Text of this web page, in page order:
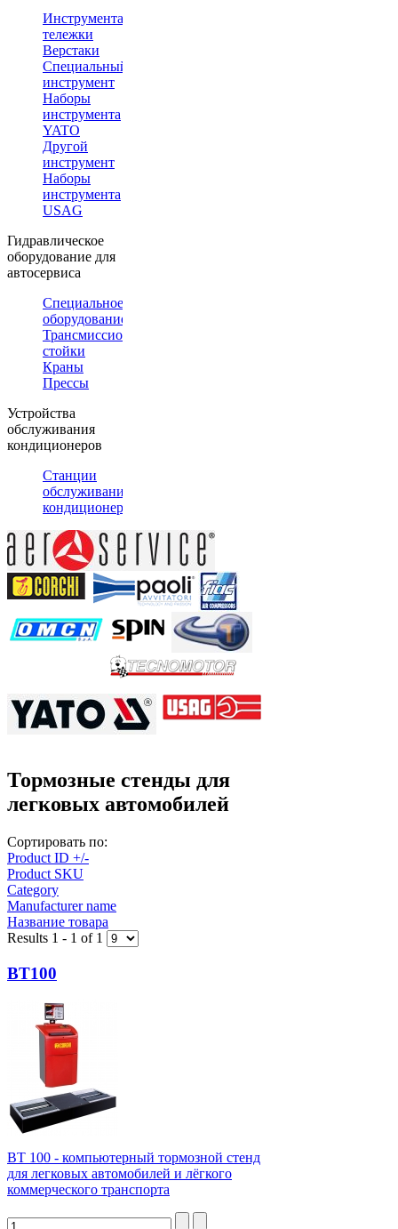
Инструментальные
тележки
Верстаки
Специальный
инструмент
Наборы
инструмента
YATO
Другой
инструмент
Наборы
инструмента
USAG
Гидравлическое
оборудование для
автосервиса
Специальное
оборудование
Трансмиссионные
стойки
Краны
Прессы
Устройства
обслуживания
кондиционеров
Станции
обслуживания
кондиционеров
Тормозные стенды для
легковых автомобилей
Сортировать по:
Product ID +/-
Product SKU
Category
Manufacturer name
Название товара
Results 1 - 1 of 1
BT100
BT 100 - компьютерный тормозной стенд
для легковых автомобилей и лёгкого
коммерческого транспорта